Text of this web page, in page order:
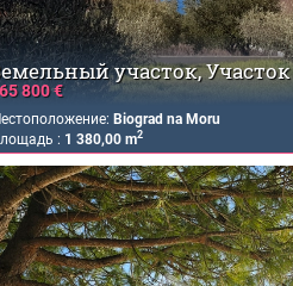
участок, Участок
800 €
Biograd na Moru
: 1 380,00 m2